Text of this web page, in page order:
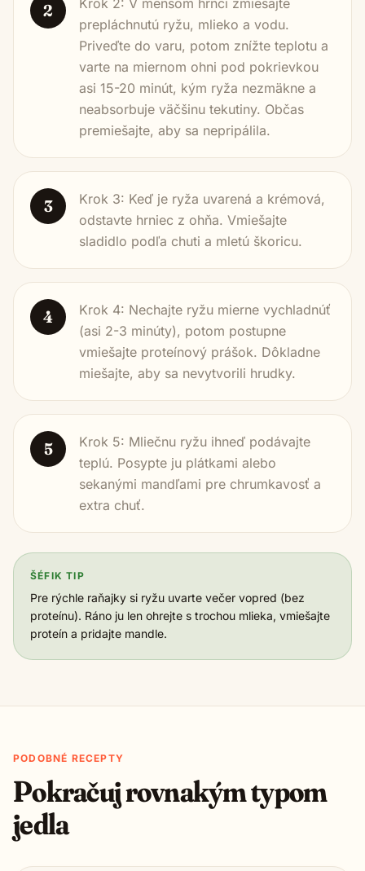
2
prepláchnutú ryžu, mlieko a vodu.
Priveďte do varu, potom znížte teplotu a
varte na miernom ohni pod pokrievkou
asi 15-20 minút, kým ryža nezmäkne a
neabsorbuje väčšinu tekutiny. Občas
premiešajte, aby sa nepripálila.
3
Krok 3: Keď je ryža uvarená a krémová,
odstavte hrniec z ohňa. Vmiešajte
sladidlo podľa chuti a mletú škoricu.
4
Krok 4: Nechajte ryžu mierne vychladnúť
(asi 2-3 minúty), potom postupne
vmiešajte proteínový prášok. Dôkladne
miešajte, aby sa nevytvorili hrudky.
5
Krok 5: Mliečnu ryžu ihneď podávajte
teplú. Posypte ju plátkami alebo
sekanými mandľami pre chrumkavosť a
extra chuť.
ŠÉFIK TIP
Pre rýchle raňajky si ryžu uvarte večer vopred (bez
proteínu). Ráno ju len ohrejte s trochou mlieka, vmiešajte
proteín a pridajte mandle.
PODOBNÉ RECEPTY
Pokračuj rovnakým typom
jedla